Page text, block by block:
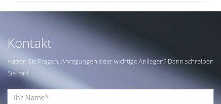
Kontakt
Haben Sie Fragen, Anregungen oder wichtige Anliegen? Dann schreiben
Sie mir!